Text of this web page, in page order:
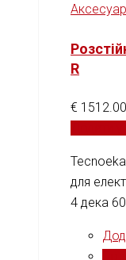
R
€ 1512.00
для
4 дека